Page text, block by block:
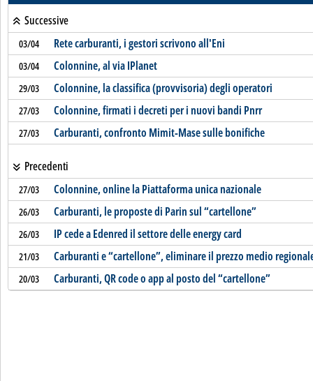
Successive
03/04 Rete carburanti, i gestori scrivono all'Eni
03/04 Colonnine, al via IPlanet
29/03 Colonnine, la classifica (provvisoria) degli operatori
27/03 Colonnine, firmati i decreti per i nuovi bandi Pnrr
27/03 Carburanti, confronto Mimit-Mase sulle bonifiche
Precedenti
27/03 Colonnine, online la Piattaforma unica nazionale
26/03 Carburanti, le proposte di Parin sul “cartellone”
26/03 IP cede a Edenred il settore delle energy card
21/03 Carburanti e “cartellone”, eliminare il prezzo medio
20/03 Carburanti, QR code o app al posto del “cartellone”